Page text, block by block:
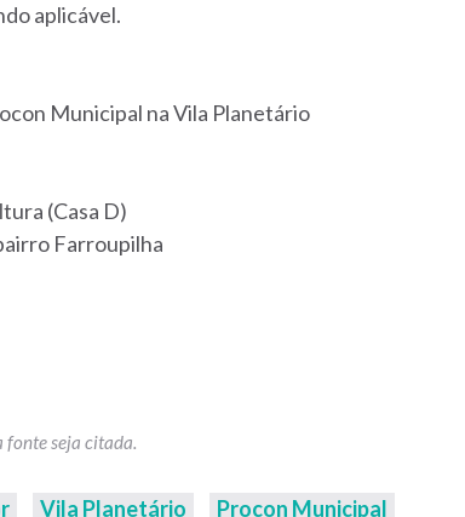
aplicável.
Municipal na Vila Planetário
(Casa D)
Farroupilha
Vila Planetário Procon Municipal